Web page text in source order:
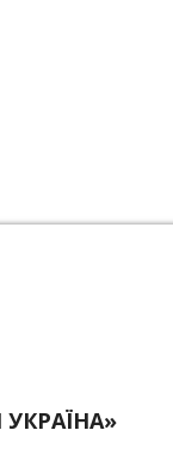
УКРАЇНА»